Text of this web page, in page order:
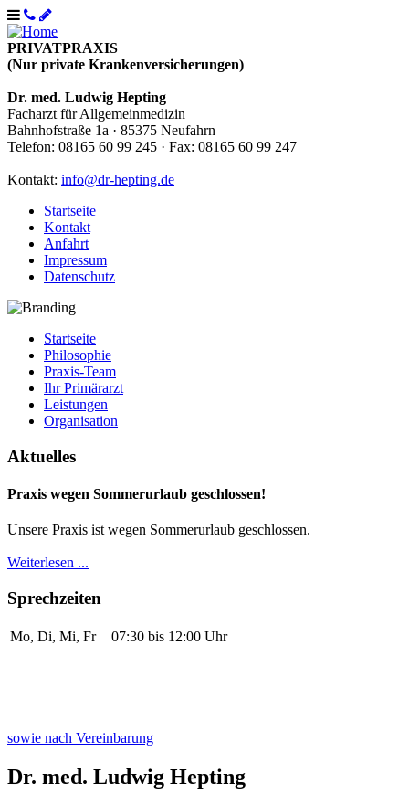
PRIVATPRAXIS
(Nur private Krankenversicherungen)
Dr. med. Ludwig Hepting
Facharzt für Allgemeinmedizin
Bahnhofstraße 1a · 85375 Neufahrn
Telefon: 08165 60 99 245 · Fax: 08165 60 99 247
Kontakt: info@dr-hepting.de
Startseite
Kontakt
Anfahrt
Impressum
Datenschutz
Startseite
Philosophie
Praxis-Team
Ihr Primärarzt
Leistungen
Organisation
Aktuelles
Praxis wegen Sommerurlaub geschlossen!
Unsere Praxis ist wegen Sommerurlaub geschlossen.
Weiterlesen ...
Sprechzeiten
Mo, Di, Mi, Fr 07:30 bis 12:00 Uhr
sowie nach Vereinbarung
Dr. med. Ludwig Hepting